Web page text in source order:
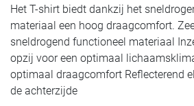
Het T-shirt biedt dankzij het
materiaal een hoog draagcomfort.
sneldrogend functioneel materiaal
opzij voor een optimaal
optimaal draagcomfort Reflecterend
de achterzijde